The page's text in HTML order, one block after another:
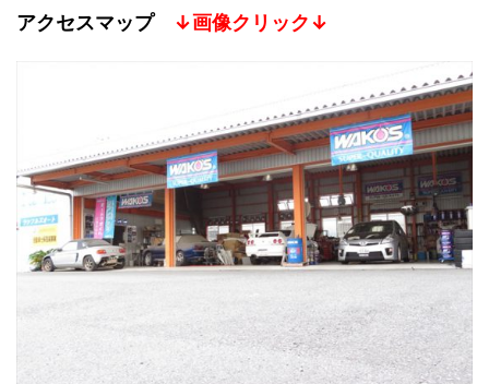
アクセスマップ ↓画像クリック↓